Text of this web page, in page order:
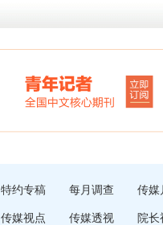
特约专稿 每月调查 传媒
传媒视点 传媒透视 院长